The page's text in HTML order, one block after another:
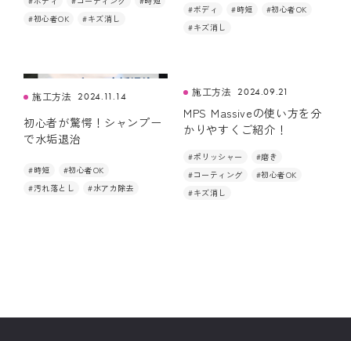
#初心者OK
#キズ消し
#ボディ
#時短
#初心者OK
#キズ消し
施工方法 2024.11.14
初心者が驚愕！シャンプー
で水垢退治
#時短
#初心者OK
#汚れ落とし
#水アカ除去
施工方法 2024.09.21
MPS Massiveの使い方を分
かりやすくご紹介！
#ポリッシャー
#磨き
#コーティング
#初心者OK
#キズ消し